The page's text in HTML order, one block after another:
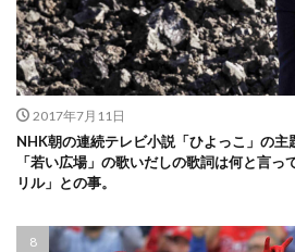
2017年7月11日
NHK朝の連続テレビ小説「ひよっこ」の主
「若い広場」の歌いだしの歌詞は何と言
リル」との事。